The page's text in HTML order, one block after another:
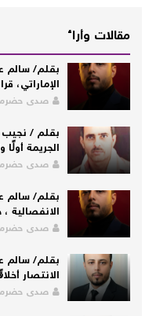
مقالات وأراء
بقلم/ سالم
الإماراتي،
صدى
بقلم / نجيب
الجريمة أولًا
صدى
بقلم/ سالم
الانفصالية ،
صدى
بقلم/ سالم
الانتصار
صدى